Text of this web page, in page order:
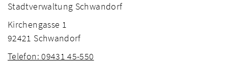
Stadtverwaltung Schwandorf
Kirchengasse 1
92421 Schwandorf
Telefon: 09431 45-550